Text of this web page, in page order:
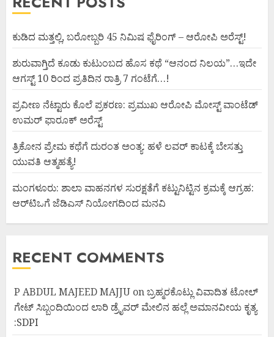
ಕುಡಿದ ಮತ್ತಲ್ಲಿ, ಬರೋಬ್ಬರಿ 45 ನಿಮಿಷ ಫೈರಿಂಗ್ – ಆರೋಪಿ ಅರೆಸ್ಟ್!
ಶುರುವಾಗ್ತಿದೆ ಕೂಡು ಕುಟುಂಬದ ಹೊಸ ಕಥೆ “ಆನಂದ ನಿಲಯ”…ಇದೇ
ಆಗಸ್ಟ್ 10 ರಿಂದ ಪ್ರತಿದಿನ ರಾತ್ರಿ 7 ಗಂಟೆಗೆ…!
ಪ್ರವೀಣ ನೆಟ್ಟಾರು ಕೊಲೆ ಪ್ರಕರಣ: ಪ್ರಮುಖ ಆರೋಪಿ ಮೋಸ್ಟ್ ವಾಂಟೆಡ್
ಉಮರ್ ಫಾರೂಕ್ ಅರೆಸ್ಟ್
ತ್ರಿಕೋನ ಪ್ರೇಮ ಕಥೆಗೆ ದುರಂತ ಅಂತ್ಯ: ಹಳೆ ಲವರ್ ಕಾಟಕ್ಕೆ ಬೇಸತ್ತು
ಯುವತಿ ಆತ್ಮಹತ್ಯೆ!
ಮಂಗಳೂರು: ಶಾಲಾ ವಾಹನಗಳ ಸುರಕ್ಷತೆಗೆ ಕಟ್ಟುನಿಟ್ಟಿನ ಕ್ರಮಕ್ಕೆ ಆಗ್ರಹ:
ಆರ್‌ಟಿಒಗೆ ಜೆಡಿಎಸ್ ನಿಯೋಗದಿಂದ ಮನವಿ
RECENT COMMENTS
P ABDUL MAJEED MAJJU onಬ್ರಹ್ಮರಕೊಟ್ಲು ವಿವಾದಿತ ಟೋಲ್
ಗೇಟ್ ಸಿಬ್ಬಂದಿಯಿಂದ ಲಾರಿ ಡ್ರೈವರ್ ಮೇಲಿನ ಹಲ್ಲೆ ಅಮಾನವೀಯ ಕೃತ್ಯ
:SDPI